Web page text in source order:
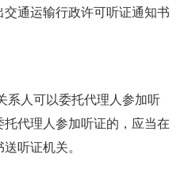
通运输行政许可听证通知书
系人可以委托代理人参加听
代理人参加听证的，应当在
听证机关。